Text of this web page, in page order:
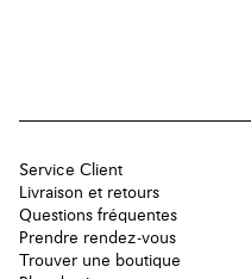
Service Client
Livraison et retours
Questions fréquentes
Prendre rendez-vous
Trouver une boutique